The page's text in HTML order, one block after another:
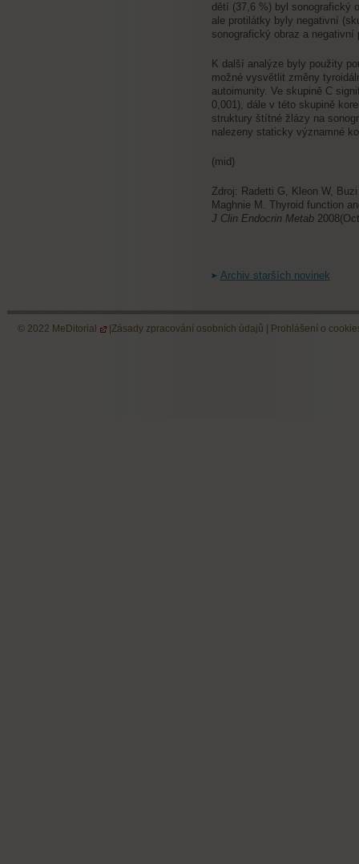
dětí (37,6 %) byl sonografický
ale protilátky byly negativní
sonografický obraz a negativní
K další analýze byly použity
možné vysvětlit změny
autoimunity. Ve skupině C
0,001), dále v této skupině
struktury štítné žlázy na
nalezeny staticky významné
(mid)
Zdroj: Radetti G, Kleon W,
Maghnie M. Thyroid function
J Clin Endocrin Metab
Archiv starších novinek
© 2022 MeDitorial | Zásady zpracování osobních údajů Prohlášení o